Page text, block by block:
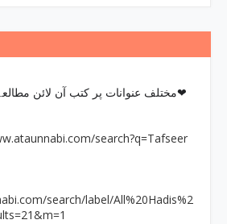
❤مختلف عنوانات پر کتب آن لائن مطالعہ اور ڈاؤن لوڈ کریں❤
search?q=Tafseer
search/label/All%20Hadis%2